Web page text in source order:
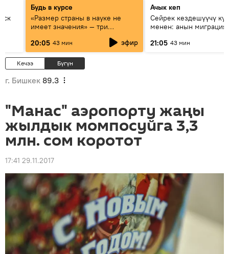
Будь в курсе
«Размер страны в науке не
имеет значения» — три
эксперта о сотрудничестве
России и Кыргызстана в
образовании и исследованиях
20:05 43 мин эфир
Ачык кеп
Сейрек кездешүүчү
менен: анын
21:05 43 мин
Кечээ Бүгүн
г. Бишкек 89.3
"Манас" аэропорту жаңы
жылдык момпосуйга 3,3
млн. сом коротот
17:41 29.11.2017